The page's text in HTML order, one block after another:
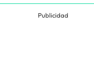
Publicidad